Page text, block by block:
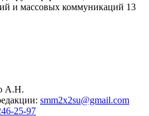
и массовых коммуникаций 13
А.Н.
smm2x2su@gmail.com
25-97